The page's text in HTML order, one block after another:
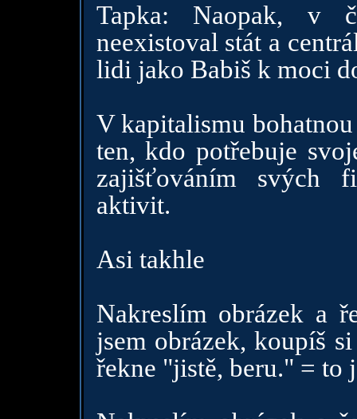
Tapka: Naopak, v
neexistoval stát a
lidi jako Babiš k moci
V kapitalismu
ten, kdo potřebuje
zajišťováním svých
aktivit.
Asi takhle
Nakreslím obrázek a
jsem obrázek, koupíš
řekne "jistě, beru." = to